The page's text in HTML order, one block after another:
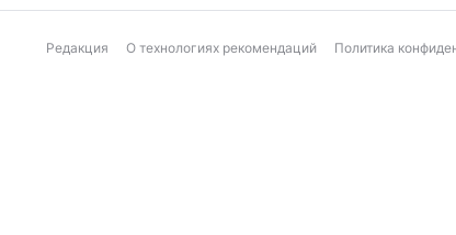
Редакция О технологиях рекомендаций Политика